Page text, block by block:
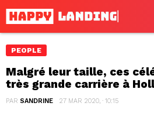
PEOPLE
Malgré leur taille, ces
très grande carrière à
PAR SANDRINE 27 MAR 2020, · 10:15